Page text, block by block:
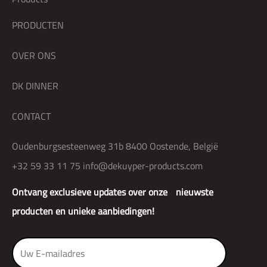
Ontvang exclusieve updates over onze nieuwste
producten en unieke aanbiedingen!
PRODUCTEN
OVER ONS
DK DINNER
CONTACT
Oudenburgsesteenweg 31b 8400 Oostende, België
+32 59 33 11 75 info@dekuyper-products.com